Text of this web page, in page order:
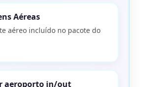
Aéreas
aéreo incluído no pacote do
aeroporto in/out